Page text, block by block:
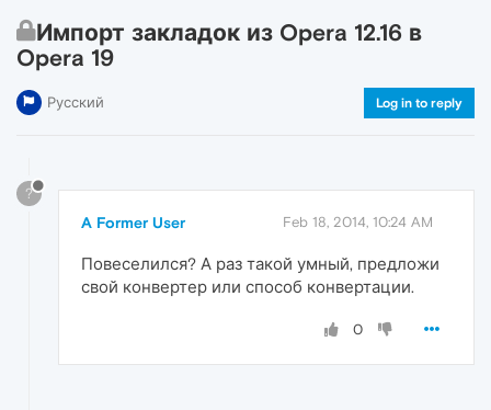
Импорт закладок из Opera 12.16 в
Opera 19
Русский Log in to reply
?
A Former User Feb 18, 2014, 10:24 AM
Повеселился? А раз такой умный, предложи
свой конвертер или способ конвертации.
0